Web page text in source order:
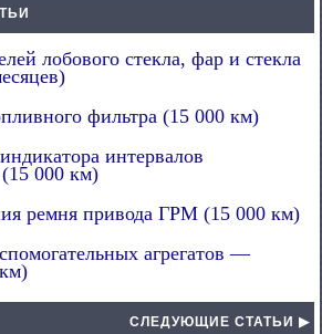
лобового стекла, фар и стекла
фильтра (15 000 км)
интервалов
000 км)
ремня привода ГРМ (15 000 км)
агрегатов —
СЛЕДУЮЩИЕ СТАТЬИ ▶